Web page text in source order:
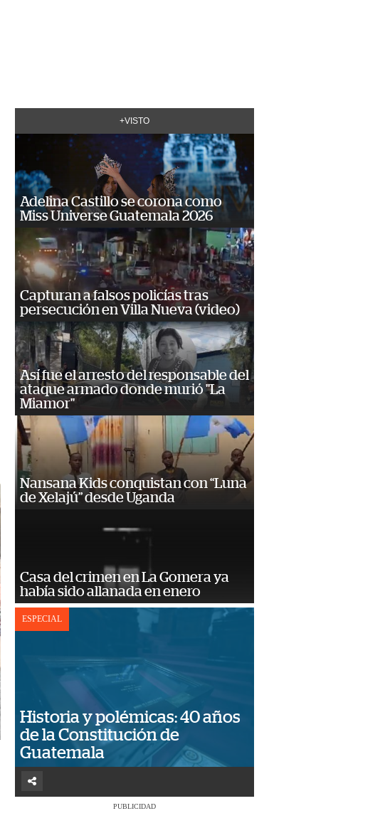
+VISTO
Adelina Castillo se corona como
Miss Universe Guatemala 2026
Capturan a falsos policías tras
persecución en Villa Nueva (video)
Así fue el arresto del responsable del
ataque armado donde murió "La
Miamor"
Nansana Kids conquistan con “Luna
de Xelajú” desde Uganda
Casa del crimen en La Gomera ya
había sido allanada en enero
ESPECIAL
Historia y polémicas: 40 años
de la Constitución de
Guatemala
PUBLICIDAD